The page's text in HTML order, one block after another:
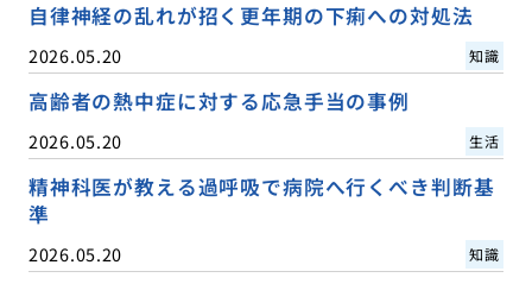
自律神経の乱れが招く更年期の下痢への対処法
2026.05.20 知識
高齢者の熱中症に対する応急手当の事例
2026.05.20 生活
精神科医が教える過呼吸で病院へ行くべき判断基
準
2026.05.20 知識